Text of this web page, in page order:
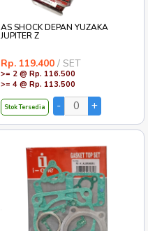
AS SHOCK DEPAN YUZAKA
JUPITER Z
Rp. 119.400 / SET
>= 2 @ Rp. 116.500
>= 4 @ Rp. 113.500
Stok Tersedia